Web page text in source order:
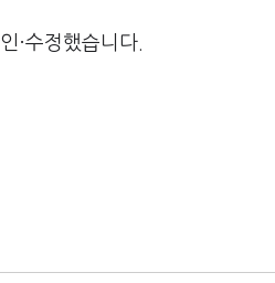
·수정했습니다.